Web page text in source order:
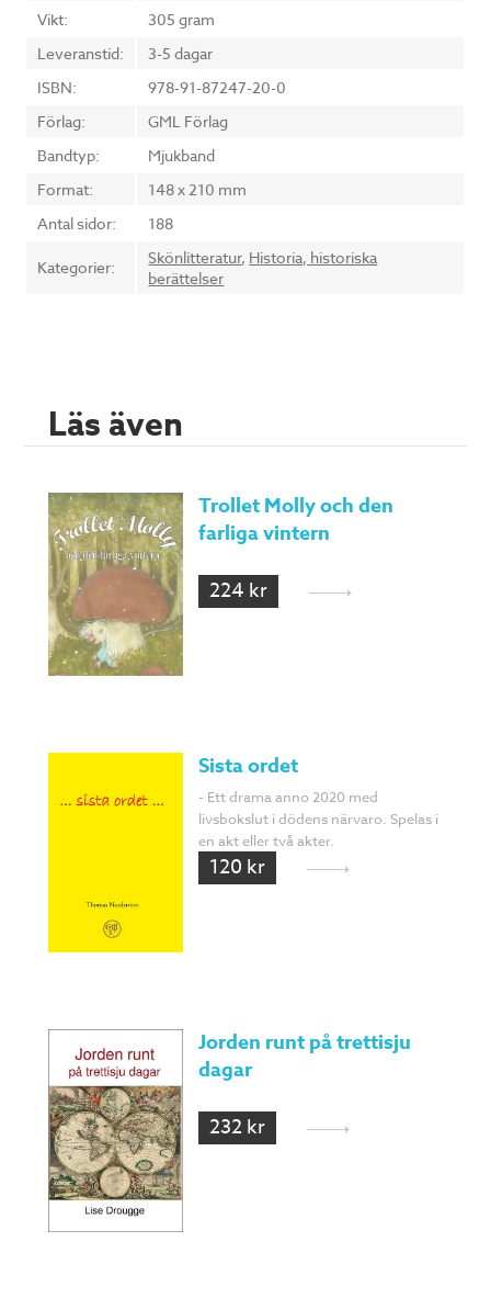
Vikt:
305 gram
Leveranstid:
3-5 dagar
ISBN:
978-91-87247-20-0
Förlag:
GML Förlag
Bandtyp:
Mjukband
Format:
148 x 210 mm
Antal sidor:
188
Kategorier: Skönlitteratur, Historia, historiska
berättelser
Läs även
Trollet Molly och den
farliga vintern
224 kr
Sista ordet
- Ett drama anno 2020 med
livsbokslut i dödens närvaro. Spelas i
en akt eller två akter.
120 kr
Jorden runt på trettisju
dagar
232 kr